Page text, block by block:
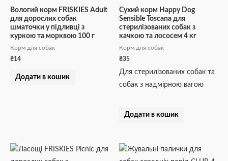
Вологий корм FRISKIES Adult
для дорослих собак
шматочки у підливці з
куркою та морквою 100 г
Корм для собак
₴14
Додати в кошик
Сухий корм Happy Dog
Sensible Toscana для
стерилізованих собак з
качкою та лососем 4 кг
Корм для собак
₴35
Для стерилізованих собак та
собак з надмірною вагою
Додати в кошик